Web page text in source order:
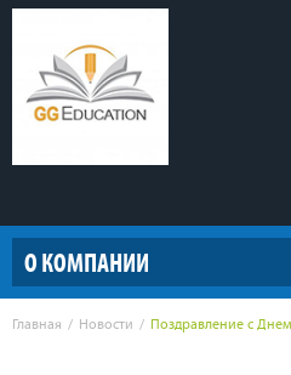
О КОМПАНИИ
Главная Новости Поздравление с